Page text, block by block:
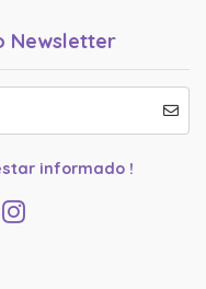
Newsletter
informado !